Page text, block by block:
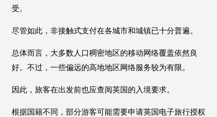
受。
尽管如此，非接触式支付在各城市和城镇已十分普遍。
总体而言，大多数人口稠密地区的移动网络覆盖依然良
好。不过，一些偏远的高地地区网络服务较为有限。
因此，旅客在出发前也应查阅英国的入境要求。
根据国籍不同，部分游客可能需要申请英国电子旅行授权